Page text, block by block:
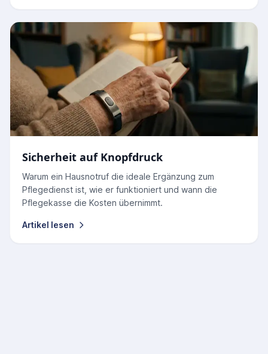
Sicherheit auf Knopfdruck
Warum ein Hausnotruf die ideale Ergänzung zum
Pflegedienst ist, wie er funktioniert und wann die
Pflegekasse die Kosten übernimmt.
Artikel lesen